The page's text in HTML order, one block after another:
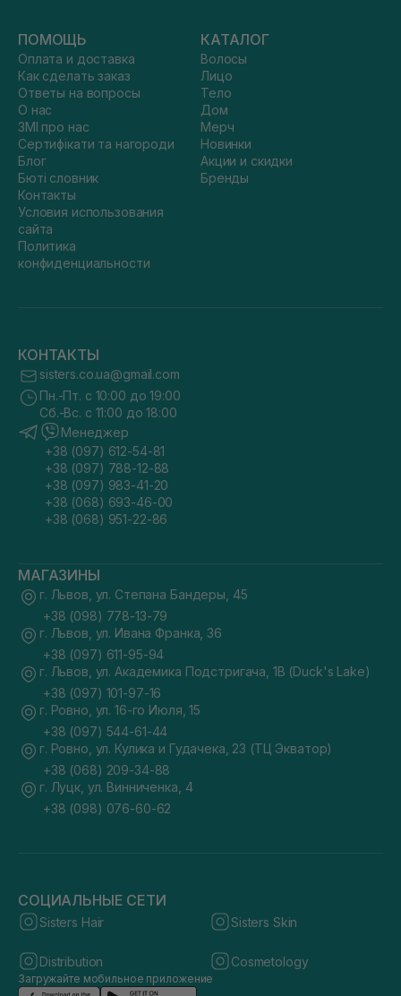
ПОМОЩЬ
Оплата и доставка
Как сделать заказ
Ответы на вопросы
О нас
ЗМІ про нас
Сертифікати та нагороди
Блог
Бюті словник
Контакты
Условия использования
сайта
Политика
конфиденциальности
КАТАЛОГ
Волосы
Лицо
Тело
Дом
Мерч
Новинки
Акции и скидки
Бренды
КОНТАКТЫ
sisters.co.ua@gmail.com
Пн.-Пт. с 10:00 до 19:00
Сб.-Вс. с 11:00 до 18:00
Менеджер
+38 (097) 612-54-81
+38 (097) 788-12-88
+38 (097) 983-41-20
+38 (068) 693-46-00
+38 (068) 951-22-86
МАГАЗИНЫ
г. Львов, ул. Степана Бандеры, 45
+38 (098) 778-13-79
г. Львов, ул. Ивана Франка, 36
+38 (097) 611-95-94
г. Львов, ул. Академика Подстригача, 1В (Duck's Lake)
+38 (097) 101-97-16
г. Ровно, ул. 16-го Июля, 15
+38 (097) 544-61-44
г. Ровно, ул. Кулика и Гудачека, 23 (ТЦ Экватор)
+38 (068) 209-34-88
г. Луцк, ул. Винниченка, 4
+38 (098) 076-60-62
СОЦИАЛЬНЫЕ СЕТИ
Sisters Hair Sisters Skin
Distribution Cosmetology
Загружайте мобильное приложение